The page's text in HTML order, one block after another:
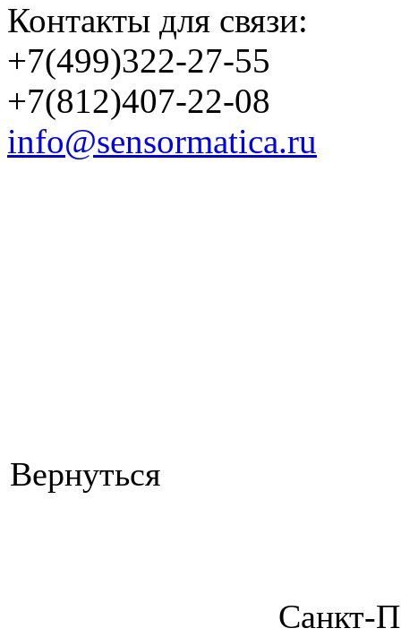
Контакты для связи:
+7(499)322-27-55
+7(812)407-22-08
info@sensormatica.ru
Вернуться
Санкт-